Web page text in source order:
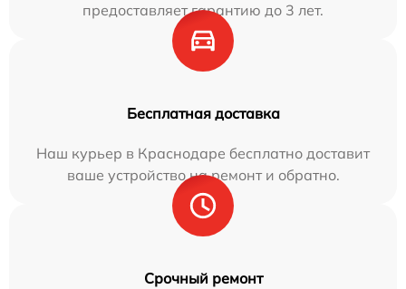
предоставляет гарантию до 3 лет.
Бесплатная доставка
Наш курьер в Краснодаре бесплатно доставит
ваше устройство на ремонт и обратно.
Срочный ремонт